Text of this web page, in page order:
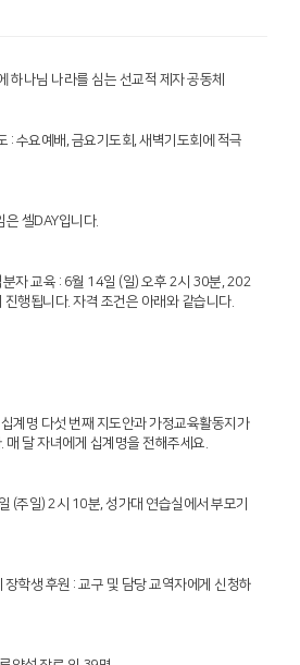
하나님 나라를 심는 선교적 제자 공동체
: 수요예배, 금요기도회, 새벽기도회에 적극
은 셀DAY입니다.
자 교육 : 6월 14일 (일) 오후 2시 30분, 202
행됩니다. 자격 조건은 아래와 같습니다.
계명 다섯 번째 지도안과 가정교육활동지가
달 자녀에게 십계명을 전해주세요.
(주일) 2시 10분, 성가대 연습실에서 부모기
학생 후원 : 교구 및 담당 교역자에게 신청하